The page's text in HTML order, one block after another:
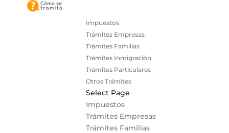
Impuestos
Trámites Empresas
Trámites Familias
Trámites Inmigración
Trámites Particulares
Otros Trámites
Select Page
Impuestos
Trámites Empresas
Trámites Familias